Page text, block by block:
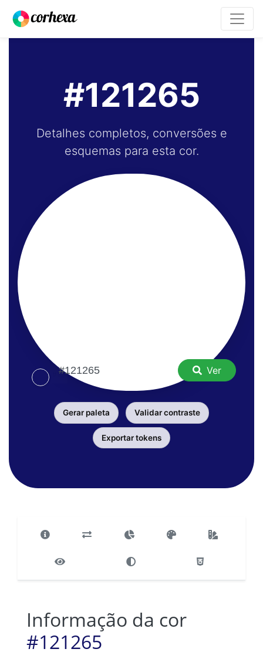
#121265
Detalhes completos, conversões e
esquemas para esta cor.
Ver
Gerar paleta Validar contraste
Exportar tokens
Informação da cor
#121265